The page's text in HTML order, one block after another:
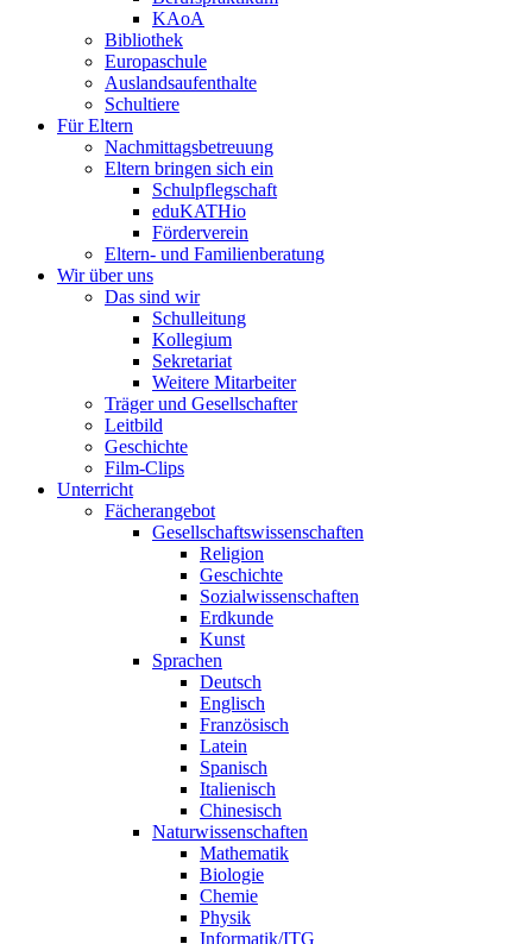
KAoA
Bibliothek
Europaschule
Auslandsaufenthalte
Schultiere
Für Eltern
Nachmittagsbetreuung
Eltern bringen sich ein
Schulpflegschaft
eduKATHio
Förderverein
Eltern- und Familienberatung
Wir über uns
Das sind wir
Schulleitung
Kollegium
Sekretariat
Weitere Mitarbeiter
Träger und Gesellschafter
Leitbild
Geschichte
Film-Clips
Unterricht
Fächerangebot
Gesellschaftswissenschaften
Religion
Geschichte
Sozialwissenschaften
Erdkunde
Kunst
Sprachen
Deutsch
Englisch
Französisch
Latein
Spanisch
Italienisch
Chinesisch
Naturwissenschaften
Mathematik
Biologie
Chemie
Physik
Informatik/ITG